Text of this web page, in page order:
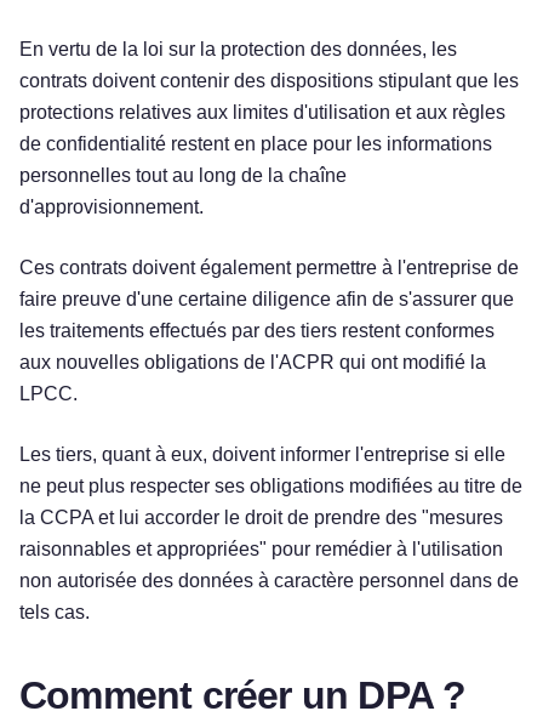
En vertu de la loi sur la protection des données, les
contrats doivent contenir des dispositions stipulant que les
protections relatives aux limites d'utilisation et aux règles
de confidentialité restent en place pour les informations
personnelles tout au long de la chaîne
d'approvisionnement.
Ces contrats doivent également permettre à l'entreprise de
faire preuve d'une certaine diligence afin de s'assurer que
les traitements effectués par des tiers restent conformes
aux nouvelles obligations de l'ACPR qui ont modifié la
LPCC.
Les tiers, quant à eux, doivent informer l'entreprise si elle
ne peut plus respecter ses obligations modifiées au titre de
la CCPA et lui accorder le droit de prendre des "mesures
raisonnables et appropriées" pour remédier à l'utilisation
non autorisée des données à caractère personnel dans de
tels cas.
Comment créer un DPA ?